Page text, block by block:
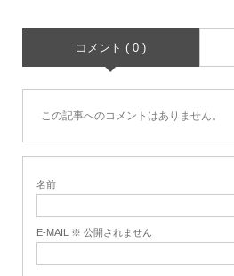
コメント ( 0 )
この記事へのコメントはありません。
名前
E-MAIL ※ 公開されません